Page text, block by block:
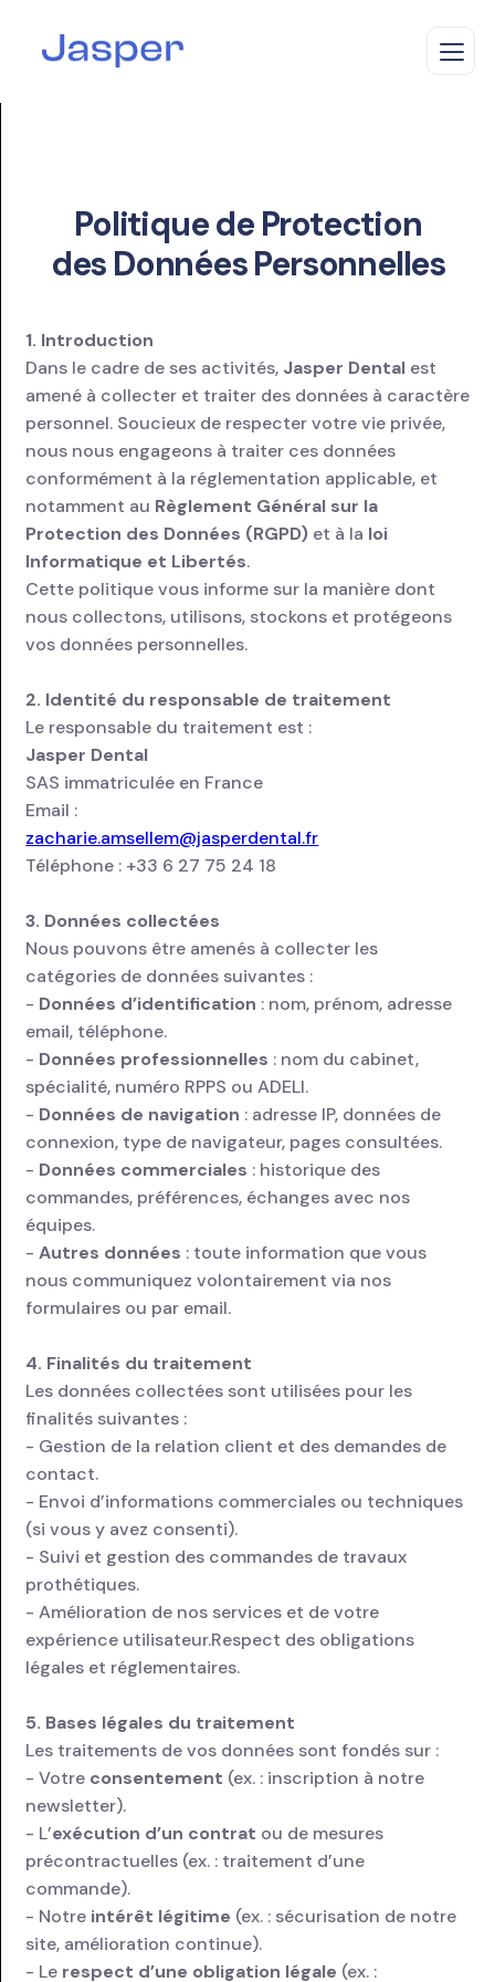
Le laboratoire
La plateforme
Nos scanners
TRIOS Core
TRIOS 3
TRIOS 5
TRIOS 6
→ Tous les scanners
Nos prothèses
Couronnes
Bridges
Inlays/Onlays
Facettes
PAP
Gouttières
→ Toutes les prothèses
Ressources
Blog
Notre vision
Lexique dentaire
Se connecter
une démo
Politique de Protection
des Données Personnelles
1. Introduction
Dans le cadre de ses activités, Jasper Dental est
amené à collecter et traiter des données à caractère
personnel. Soucieux de respecter votre vie privée,
nous nous engageons à traiter ces données
conformément à la réglementation applicable, et
notamment au Règlement Général sur la
Protection des Données (RGPD) et à la loi
Informatique et Libertés.
Cette politique vous informe sur la manière dont
nous collectons, utilisons, stockons et protégeons
vos données personnelles.
2. Identité du responsable de traitement
Le responsable du traitement est :
Jasper Dental
SAS immatriculée en France
Email :
zacharie.amsellem@jasperdental.fr
Téléphone : +33 6 27 75 24 18
3. Données collectées
Nous pouvons être amenés à collecter les
catégories de données suivantes :
- Données d’identification : nom, prénom, adresse
email, téléphone.
- Données professionnelles : nom du cabinet,
spécialité, numéro RPPS ou ADELI.
- Données de navigation : adresse IP, données de
connexion, type de navigateur, pages consultées.
- Données commerciales : historique des
commandes, préférences, échanges avec nos
équipes.
-Autres données : toute information que vous
nous communiquez volontairement via nos
formulaires ou par email.
4. Finalités du traitement
Les données collectées sont utilisées pour les
finalités suivantes :
- Gestion de la relation client et des demandes de
contact.
- Envoi d’informations commerciales ou techniques
(si vous y avez consenti).
- Suivi et gestion des commandes de travaux
prothétiques.
- Amélioration de nos services et de votre
expérience utilisateur.Respect des obligations
légales et réglementaires.
5. Bases légales du traitement
Les traitements de vos données sont fondés sur :
- Votre consentement (ex. : inscription à notre
newsletter).
- L’exécution d’un contrat ou de mesures
précontractuelles (ex. : traitement d’une
commande).
- Notre intérêt légitime (ex. : sécurisation de notre
site, amélioration continue).
- Le respect d’une obligation légale (ex. :